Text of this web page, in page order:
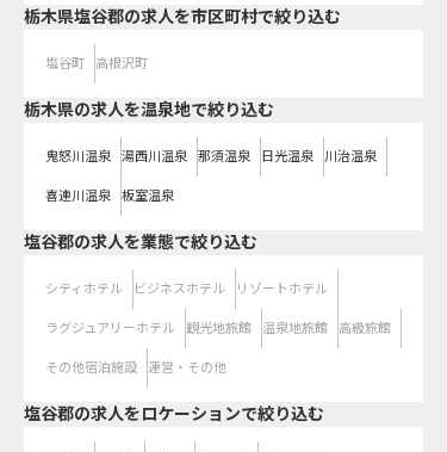
栃木県塩谷郡の求人を市区町村で絞り込む
塩谷町 高根沢町
栃木県の求人を温泉地で絞り込む
鬼怒川温泉 湯西川温泉 那須温泉 日光温泉 川治温泉
喜連川温泉 板室温泉
塩谷郡の求人を業態で絞り込む
シティホテル ビジネスホテル リゾートホテル
ラグジュアリーホテル 観光地旅館 温泉地旅館 高級旅館
その他宿泊施設 運営・その他
塩谷郡の求人をロケーションで絞り込む